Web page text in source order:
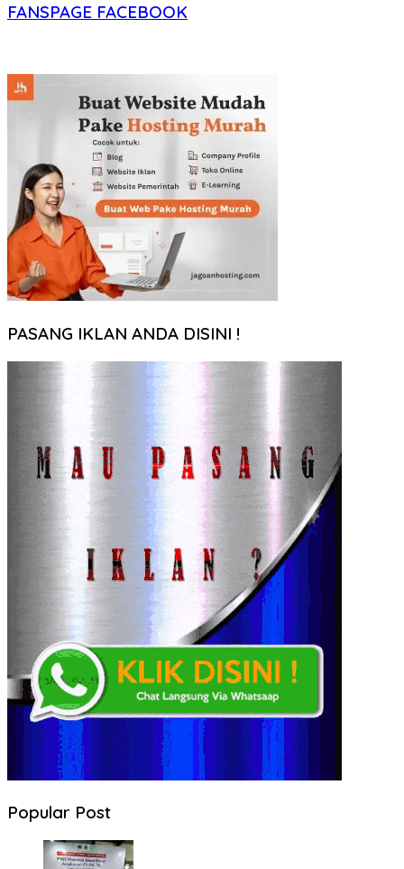
FANSPAGE FACEBOOK
PASANG IKLAN ANDA DISINI !
Popular Post